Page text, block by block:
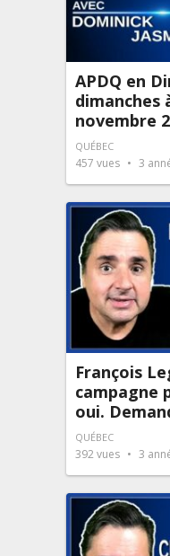
APDQ en
dimanches
novembre
QUÉBEC
457 vues 3
François
campagne
oui.
QUÉBEC
392vues 3